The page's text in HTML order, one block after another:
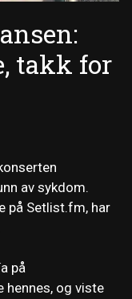
takk for
av sykdom.
på Setlist.fm, har
på
hennes, og viste